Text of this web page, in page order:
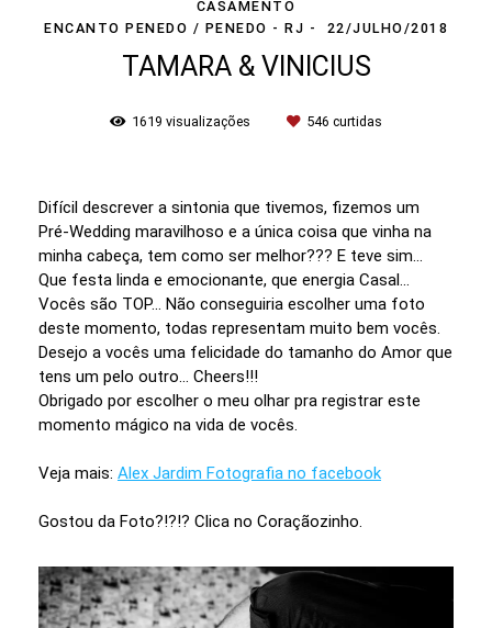
CASAMENTO
ENCANTO PENEDO / PENEDO - RJ
22/JULHO/2018
TAMARA & VINICIUS
1619 visualizações 546 curtidas
Difícil descrever a sintonia que tivemos, fizemos um
Pré-Wedding maravilhoso e a única coisa que vinha na
minha cabeça, tem como ser melhor??? E teve sim...
Que festa linda e emocionante, que energia Casal...
Vocês são TOP... Não conseguiria escolher uma foto
deste momento, todas representam muito bem vocês.
Desejo a vocês uma felicidade do tamanho do Amor que
tens um pelo outro... Cheers!!!
Obrigado por escolher o meu olhar pra registrar este
momento mágico na vida de vocês.
Veja mais: Alex Jardim Fotografia no facebook
Gostou da Foto?!?!? Clica no Coraçãozinho.